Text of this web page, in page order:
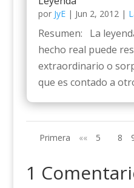
por JyE| Jun 2, 2012 |
Resumen: La
hecho real puede
extraordinario o
que es contado a
Primera «« 5 8
1